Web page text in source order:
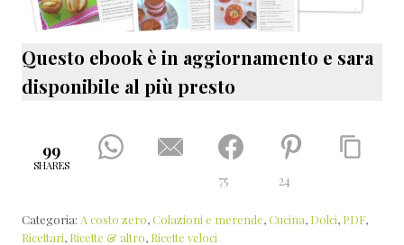
Questo ebook è in aggiornamento e sara
disponibile al più presto
99
SHARES
75 24
Categoria: A costo zero,Colazioni e merende,Cucina, Dolci, PDF,
Ricettari, Ricette & altro, Ricette veloci